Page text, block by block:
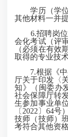
学历（学位
其他材料一并
6.招聘岗位
会化考试（评
（必须在有效
取得的专业技
7.根据《中
厅关于印发〈
知》（闽委办
社会保障厅转
生参加事业单
〔2022〕64
技师（技师）
考符合其他资